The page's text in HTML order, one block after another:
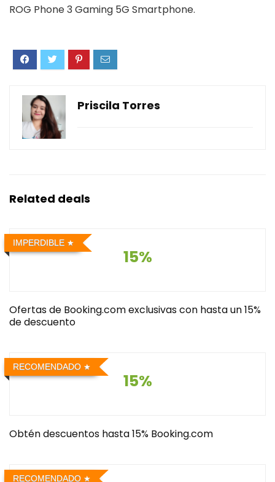
ROG Phone 3 Gaming 5G Smartphone.
Priscila Torres
Related deals
IMPERDIBLE
15%
Ofertas de Booking.com exclusivas con hasta un 15%
de descuento
RECOMENDADO
15%
Obtén descuentos hasta 15% Booking.com
RECOMENDADO